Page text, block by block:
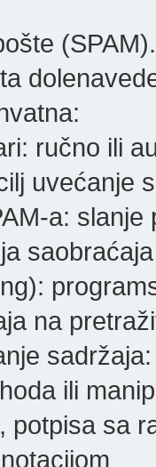
ručno ili
uvećanje
a:
na
ili
potpisa sa